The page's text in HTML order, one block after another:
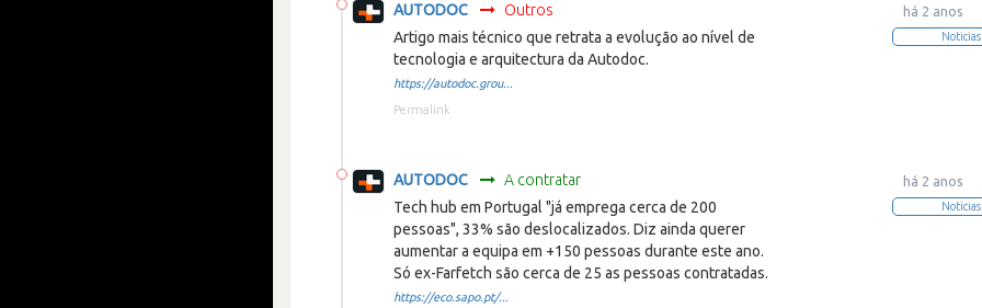
há 2 anos
Noticias
AUTODOC
Outros
Artigo mais técnico que retrata a evolução ao nível de
tecnologia e arquitectura da Autodoc.
https://autodoc.grou...
Permalink
há 2 anos
Noticias
AUTODOC
A contratar
Tech hub em Portugal "já emprega cerca de 200
pessoas", 33% são deslocalizados. Diz ainda querer
aumentar a equipa em +150 pessoas durante este ano.
Só ex-Farfetch são cerca de 25 as pessoas contratadas.
https://eco.sapo.pt/...